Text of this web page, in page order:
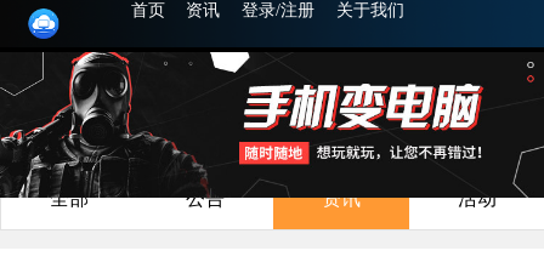
首页 资讯 登录/注册 关于我们
全部 公告 资讯 活动